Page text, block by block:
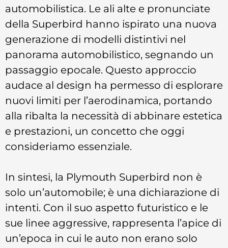
automobilistica. Le ali alte e pronunciate
della Superbird hanno ispirato una nuova
generazione di modelli distintivi nel
panorama automobilistico, segnando un
passaggio epocale. Questo approccio
audace al design ha permesso di esplorare
nuovi limiti per l’aerodinamica, portando
alla ribalta la necessità di abbinare estetica
e prestazioni, un concetto che oggi
consideriamo essenziale.
In sintesi, la Plymouth Superbird non è
solo un’automobile; è una dichiarazione di
intenti. Con il suo aspetto futuristico e le
sue linee aggressive, rappresenta l’apice di
un’epoca in cui le auto non erano solo